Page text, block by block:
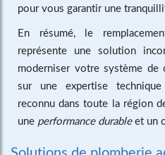
pour vous garantir une
En résumé, le
représente une solution
moderniser votre système
sur une expertise
reconnu dans toute la région
une performance durableet un
Solutions de plomberie